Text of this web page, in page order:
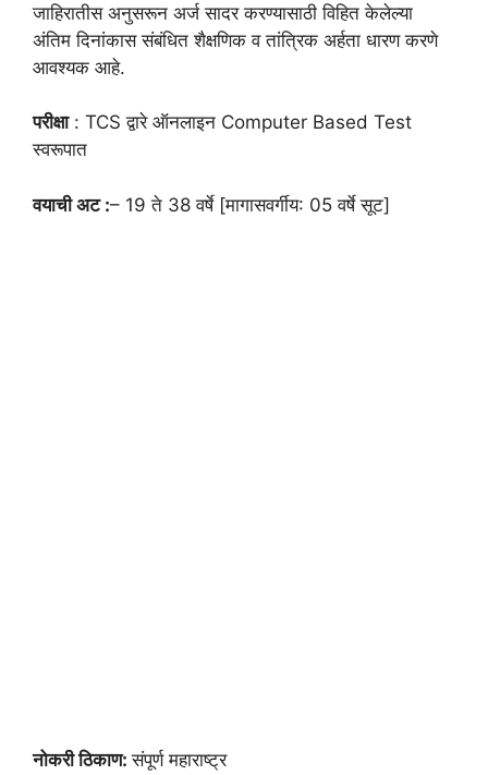
जाहिरातीस अनुसरून अर्ज सादर करण्यासाठी विहित केलेल्या
अंतिम दिनांकास संबंधित शैक्षणिक व तांत्रिक अर्हता धारण करणे
आवश्यक आहे.
परीक्षा: TCS द्वारे ऑनलाइन Computer Based Test
स्वरूपात
वयाची अट :– 19 ते 38 वर्षे [मागासवर्गीय: 05 वर्षे सूट]
नोकरी ठिकाण:संपूर्ण महाराष्ट्र